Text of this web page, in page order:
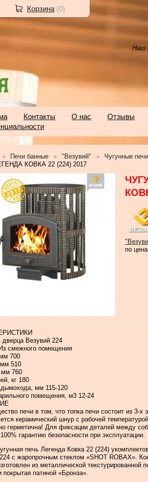
Наш
Контакты О нас Отзывы
Печи банные "Везувий" Чугунные
КОВКА 22 (224) 2017
по
дверца Везувий 224
смежного помещения
700
510
мм 760
кг 180
мм 115-120
помещения, м3 12-24
печи в том, что топка печи состоит из 3-
керамический шнур с рабочей
герметична! Для фиксации деталей между
гарантию безопасности при эксплуатации.
печь Легенда Ковка 22 (224)
с жаропрочным стеклом «SHOT ROBAX».
из металлической текстурированной
покрытая патиной «Бронза».
Корзина (0)